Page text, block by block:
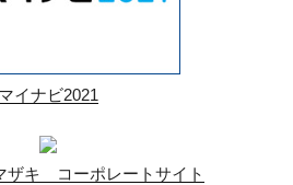
マイナビ2021
ザキ コーポレートサイト